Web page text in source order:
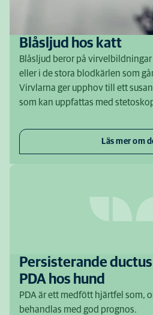
Blåsljud hos katt
Blåsljud beror på
eller i de stora blodkärlen som
Virvlarna ger upphov till ett
som kan uppfattas med
Läs mer om
Persisterande
PDA hos hund
PDA är ett medfött hjärtfel som,
behandlas med god prognos.